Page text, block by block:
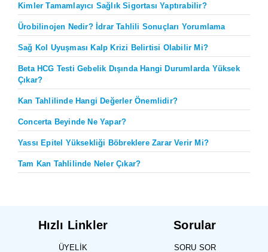
Kimler Tamamlayıcı Sağlık Sigortası Yaptırabilir?
Ürobilinojen Nedir? İdrar Tahlili Sonuçları Yorumlama
Sağ Kol Uyuşması Kalp Krizi Belirtisi Olabilir Mi?
Beta HCG Testi Gebelik Dışında Hangi Durumlarda Yüksek
Çıkar?
Kan Tahlilinde Hangi Değerler Önemlidir?
Concerta Beyinde Ne Yapar?
Yassı Epitel Yüksekliği Böbreklere Zarar Verir Mi?
Tam Kan Tahlilinde Neler Çıkar?
Hızlı Linkler
ÜYELIK
Sorular
SORU SOR